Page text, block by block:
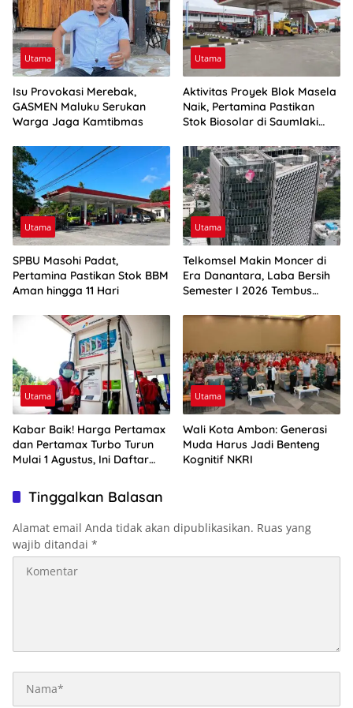
Utama
Isu Provokasi Merebak,
GASMEN Maluku Serukan
Warga Jaga Kamtibmas
Utama
Aktivitas Proyek Blok Masela
Naik, Pertamina Pastikan
Stok Biosolar di Saumlaki
Utama
SPBU Masohi Padat,
Pertamina Pastikan Stok BBM
Aman hingga 11 Hari
Utama
Telkomsel Makin Moncer di
Era Danantara, Laba Bersih
Semester I 2026 Tembus
Utama
Kabar Baik! Harga Pertamax
dan Pertamax Turbo Turun
Mulai 1 Agustus, Ini Daftar
Utama
Wali Kota Ambon: Generasi
Muda Harus Jadi Benteng
Kognitif NKRI
Tinggalkan Balasan
Alamat email Anda tidak akan dipublikasikan. Ruas yang
wajib ditandai *